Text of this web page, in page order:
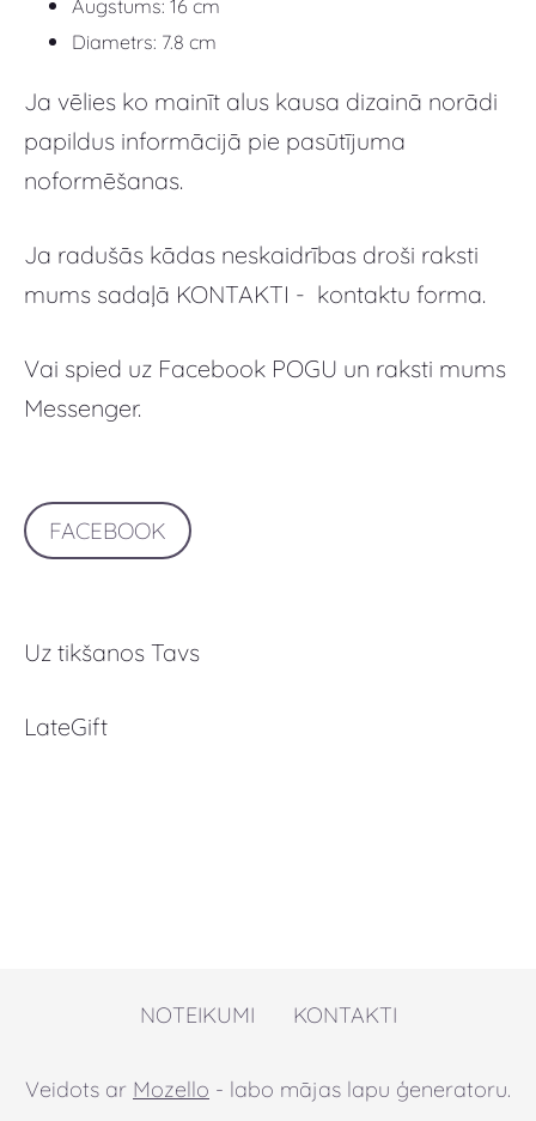
Augstums: 16 cm
Diametrs: 7.8 cm
Ja vēlies ko mainīt alus kausa dizainā norādi
papildus informācijā pie pasūtījuma
noformēšanas.
Ja radušās kādas neskaidrības droši raksti
mums sadaļā KONTAKTI - kontaktu forma.
Vai spied uz Facebook POGU un raksti mums
Messenger.
FACEBOOK
Uz tikšanos Tavs
LateGift
NOTEIKUMI KONTAKTI
Veidots ar Mozello - labo mājas lapu ģeneratoru.